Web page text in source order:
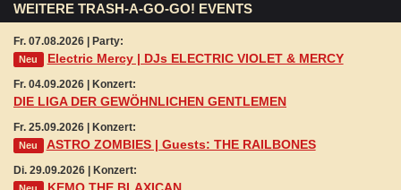
WEITERE TRASH-A-GO-GO! EVENTS
Fr. 07.08.2026 | Party:
Neu Electric Mercy | DJs ELECTRIC VIOLET & MERCY
Fr. 04.09.2026 | Konzert:
DIE LIGA DER GEWÖHNLICHEN GENTLEMEN
Fr. 25.09.2026 | Konzert:
Neu ASTRO ZOMBIES | Guests: THE RAILBONES
Di. 29.09.2026 | Konzert: